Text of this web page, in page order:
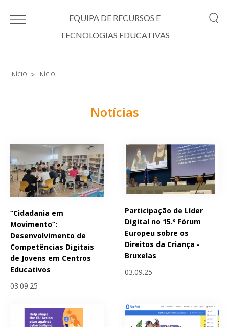
EQUIPA DE RECURSOS E
TECNOLOGIAS EDUCATIVAS
INÍCIO INÍCIO
Notícias
“Cidadania em
Movimento”:
Desenvolvimento de
Competências Digitais
de Jovens em Centros
Educativos
03.09.25
Participação de Líder
Digital no 15.º Fórum
Europeu sobre os
Direitos da Criança -
Bruxelas
03.09.25
Páginas